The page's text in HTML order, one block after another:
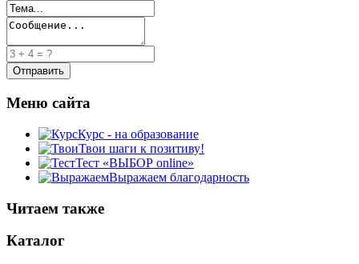
Меню сайта
Курс - на образование
Твои шаги к позитиву!
Тест «ВЫБОР online»
Выражаем благодарность
Читаем также
Каталог